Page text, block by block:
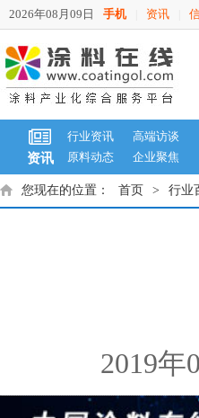
2026年08月09日 手机 资讯
资讯
行业资讯
高端访谈
原料动态
企业聚焦
您现在的位置： 首页 > 行业
2019